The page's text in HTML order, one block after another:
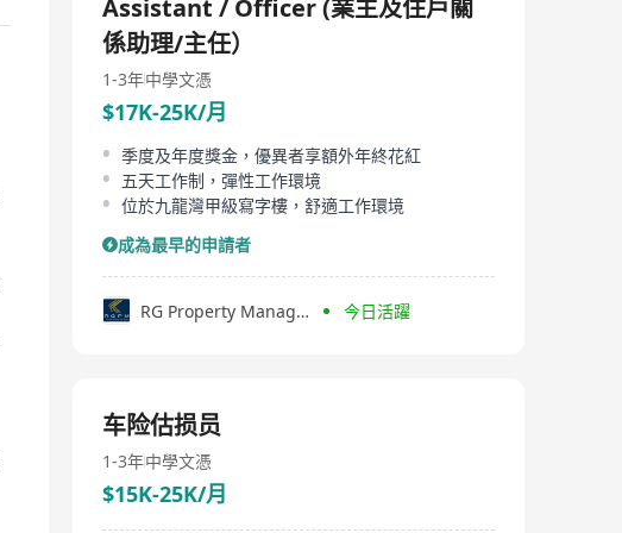
Assistant / Officer (業主及住戶關
係助理/主任）
1-3年中學文憑
$17K-25K/月
季度及年度獎金，優異者享額外年終花紅
五天工作制，彈性工作環境
位於九龍灣甲級寫字樓，舒適工作環境
成為最早的申請者
RG Property Management Ltd. 今日活躍
车险估损员
1-3年中學文憑
$15K-25K/月